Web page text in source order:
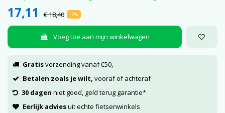
17,11 € 18,40 -7%
Voeg toe aan mijn winkelwagen
Gratisverzending vanaf €50,-
Betalen zoals je wilt, vooraf of achteraf
30 dagen niet goed, geld terug garantie*
Eerlijk adviesuit echte fietsenwinkels